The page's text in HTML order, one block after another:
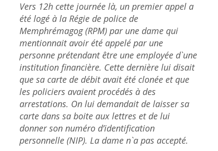
Vers 12h cette journée là, un premier appel a
été logé à la Régie de police de
Memphrémagog (RPM) par une dame qui
mentionnait avoir été appelé par une
personne prétendant être une employée d`une
institution financière. Cette dernière lui disait
que sa carte de débit avait été clonée et que
les policiers avaient procédés à des
arrestations. On lui demandait de laisser sa
carte dans sa boite aux lettres et de lui
donner son numéro d’identification
personnelle (NIP). La dame n`a pas accepté.